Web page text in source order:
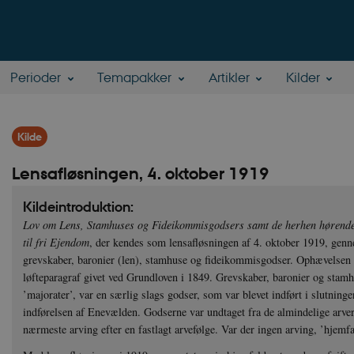
Perioder Temapakker Artikler Kilder
Kilde
Lensafløsningen, 4. oktober 1919
Kildeintroduktion:
Lov om Lens, Stamhuses og Fideikommisgodsers samt de herhen
til fri Ejendom, der kendes som lensafløsningen af 4. oktober 1919,
grevskaber, baronier (len), stamhuse og fideikommisgodser.
løfteparagraf givet ved Grundloven i 1849. Grevskaber, baronier og
’majorater’, var en særlig slags godser, som var blevet indført i
indførelsen af Enevælden. Godserne var undtaget fra de almindelige
nærmeste arving efter en fastlagt arvefølge. Var der ingen arving,